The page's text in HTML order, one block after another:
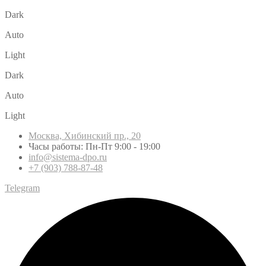
Dark
Auto
Light
Dark
Auto
Light
Москва, Хибинский пр., 20
Часы работы: Пн-Пт 9:00 - 19:00
info@sistema-dpo.ru
+7 (903) 788-87-48
Telegram